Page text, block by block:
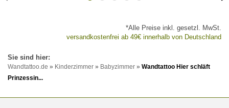
*Alle Preise inkl. gesetzl. MwSt.
versandkostenfrei ab 49€ innerhalb von Deutschland
Wandtattoo.de » Kinderzimmer » Babyzimmer » Wandtattoo Hier schläft
Prinzessin...